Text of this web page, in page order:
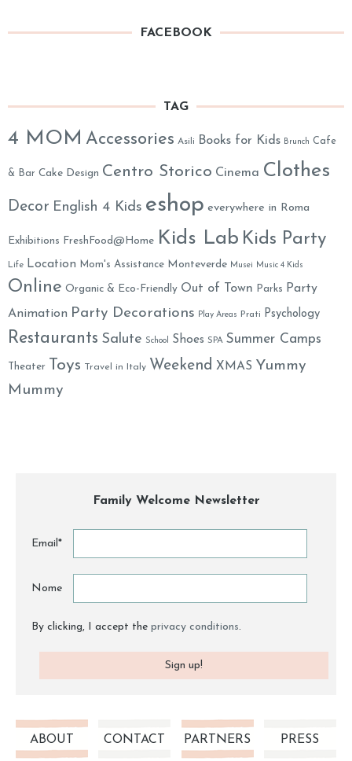
FACEBOOK
TAG
4 MOM Accessories Asili Books for Kids Brunch Cafe
& Bar Cake Design Centro Storico Cinema Clothes
Decor English 4 Kids eshop everywhere in Roma
Exhibitions FreshFood@Home Kids Lab Kids Party
Life Location Mom's Assistance Monteverde Musei Music 4 Kids
Online Organic & Eco-Friendly Out of Town Parks
Party
Animation Party Decorations Play Areas Prati Psychology
Restaurants Salute School Shoes SPA Summer Camps
Theater Toys Travel in Italy Weekend XMAS Yummy
Mummy
Family Welcome Newsletter
Email*
Nome
By clicking, I accept the privacy conditions.
ABOUT CONTACT PARTNERS PRESS